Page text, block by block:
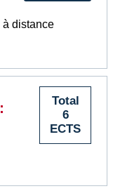
à distance
Total
6
ECTS